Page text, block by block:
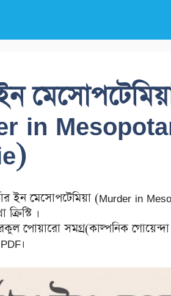
in
ইন মেসোপটেমিয়া (Murder in
।
পোয়ারো সমগ্র(কাল্পনিক